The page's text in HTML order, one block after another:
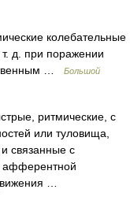
колебательные
д. при поражении
…
Большой
ритмические, с
или туловища,
связанные с
афферентной
…